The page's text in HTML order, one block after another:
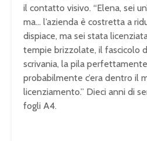
il contatto visivo. “Elena, sei
ma… l’azienda è costretta a
dispiace, ma sei stata
tempie brizzolate, il fascicolo
scrivania, la pila
probabilmente c’era dentro il
licenziamento.” Dieci anni di
fogli A4.